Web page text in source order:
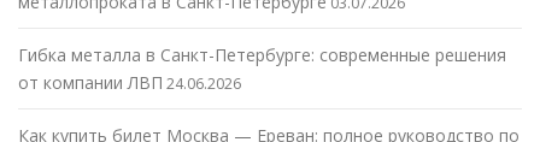
Гибка металла в Санкт-Петербурге: современные решения
от компании ЛВП 24.06.2026
Как купить билет Москва — Ереван: полное руководство по